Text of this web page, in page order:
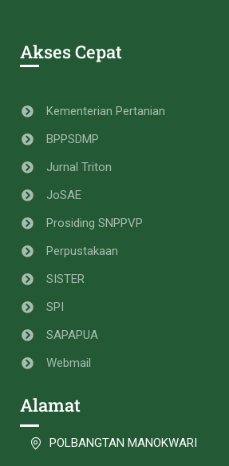
Akses Cepat
Kementerian Pertanian
BPPSDMP
Jurnal Triton
JoSAE
Prosiding SNPPVP
Perpustakaan
SISTER
SPI
SAPAPUA
Webmail
Alamat
POLBANGTAN MANOKWARI